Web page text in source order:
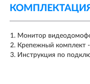
Монитор
Крепежный комплект
Инструкция по